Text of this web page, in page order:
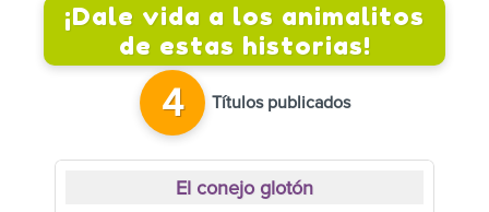
¡Dale vida a los animalitos
de estas historias!
4 Títulos publicados
El conejo glotón